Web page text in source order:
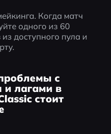
Когда матч
одного из 60
доступного пула и
с
и лагами в
стоит